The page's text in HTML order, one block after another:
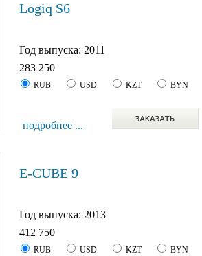
Logiq S6
Год выпуска: 2011
283 250
RUB USD KZT BYN
подробнее ...
E-CUBE 9
Год выпуска: 2013
412 750
RUB USD KZT BYN